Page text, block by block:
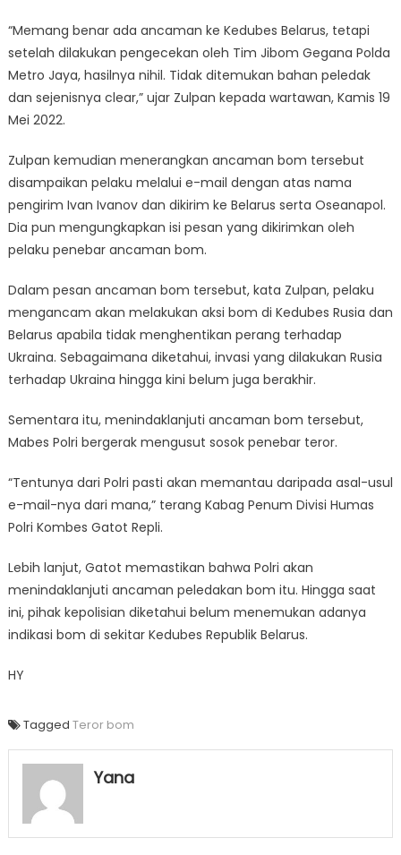
“Memang benar ada ancaman ke Kedubes Belarus, tetapi
setelah dilakukan pengecekan oleh Tim Jibom Gegana Polda
Metro Jaya, hasilnya nihil. Tidak ditemukan bahan peledak
dan sejenisnya clear,” ujar Zulpan kepada wartawan, Kamis 19
Mei 2022.
Zulpan kemudian menerangkan ancaman bom tersebut
disampaikan pelaku melalui e-mail dengan atas nama
pengirim Ivan Ivanov dan dikirim ke Belarus serta Oseanapol.
Dia pun mengungkapkan isi pesan yang dikirimkan oleh
pelaku penebar ancaman bom.
Dalam pesan ancaman bom tersebut, kata Zulpan, pelaku
mengancam akan melakukan aksi bom di Kedubes Rusia dan
Belarus apabila tidak menghentikan perang terhadap
Ukraina. Sebagaimana diketahui, invasi yang dilakukan Rusia
terhadap Ukraina hingga kini belum juga berakhir.
Sementara itu, menindaklanjuti ancaman bom tersebut,
Mabes Polri bergerak mengusut sosok penebar teror.
“Tentunya dari Polri pasti akan memantau daripada asal-usul
e-mail-nya dari mana,” terang Kabag Penum Divisi Humas
Polri Kombes Gatot Repli.
Lebih lanjut, Gatot memastikan bahwa Polri akan
menindaklanjuti ancaman peledakan bom itu. Hingga saat
ini, pihak kepolisian diketahui belum menemukan adanya
indikasi bom di sekitar Kedubes Republik Belarus.
HY
Tagged Teror bom
Yana